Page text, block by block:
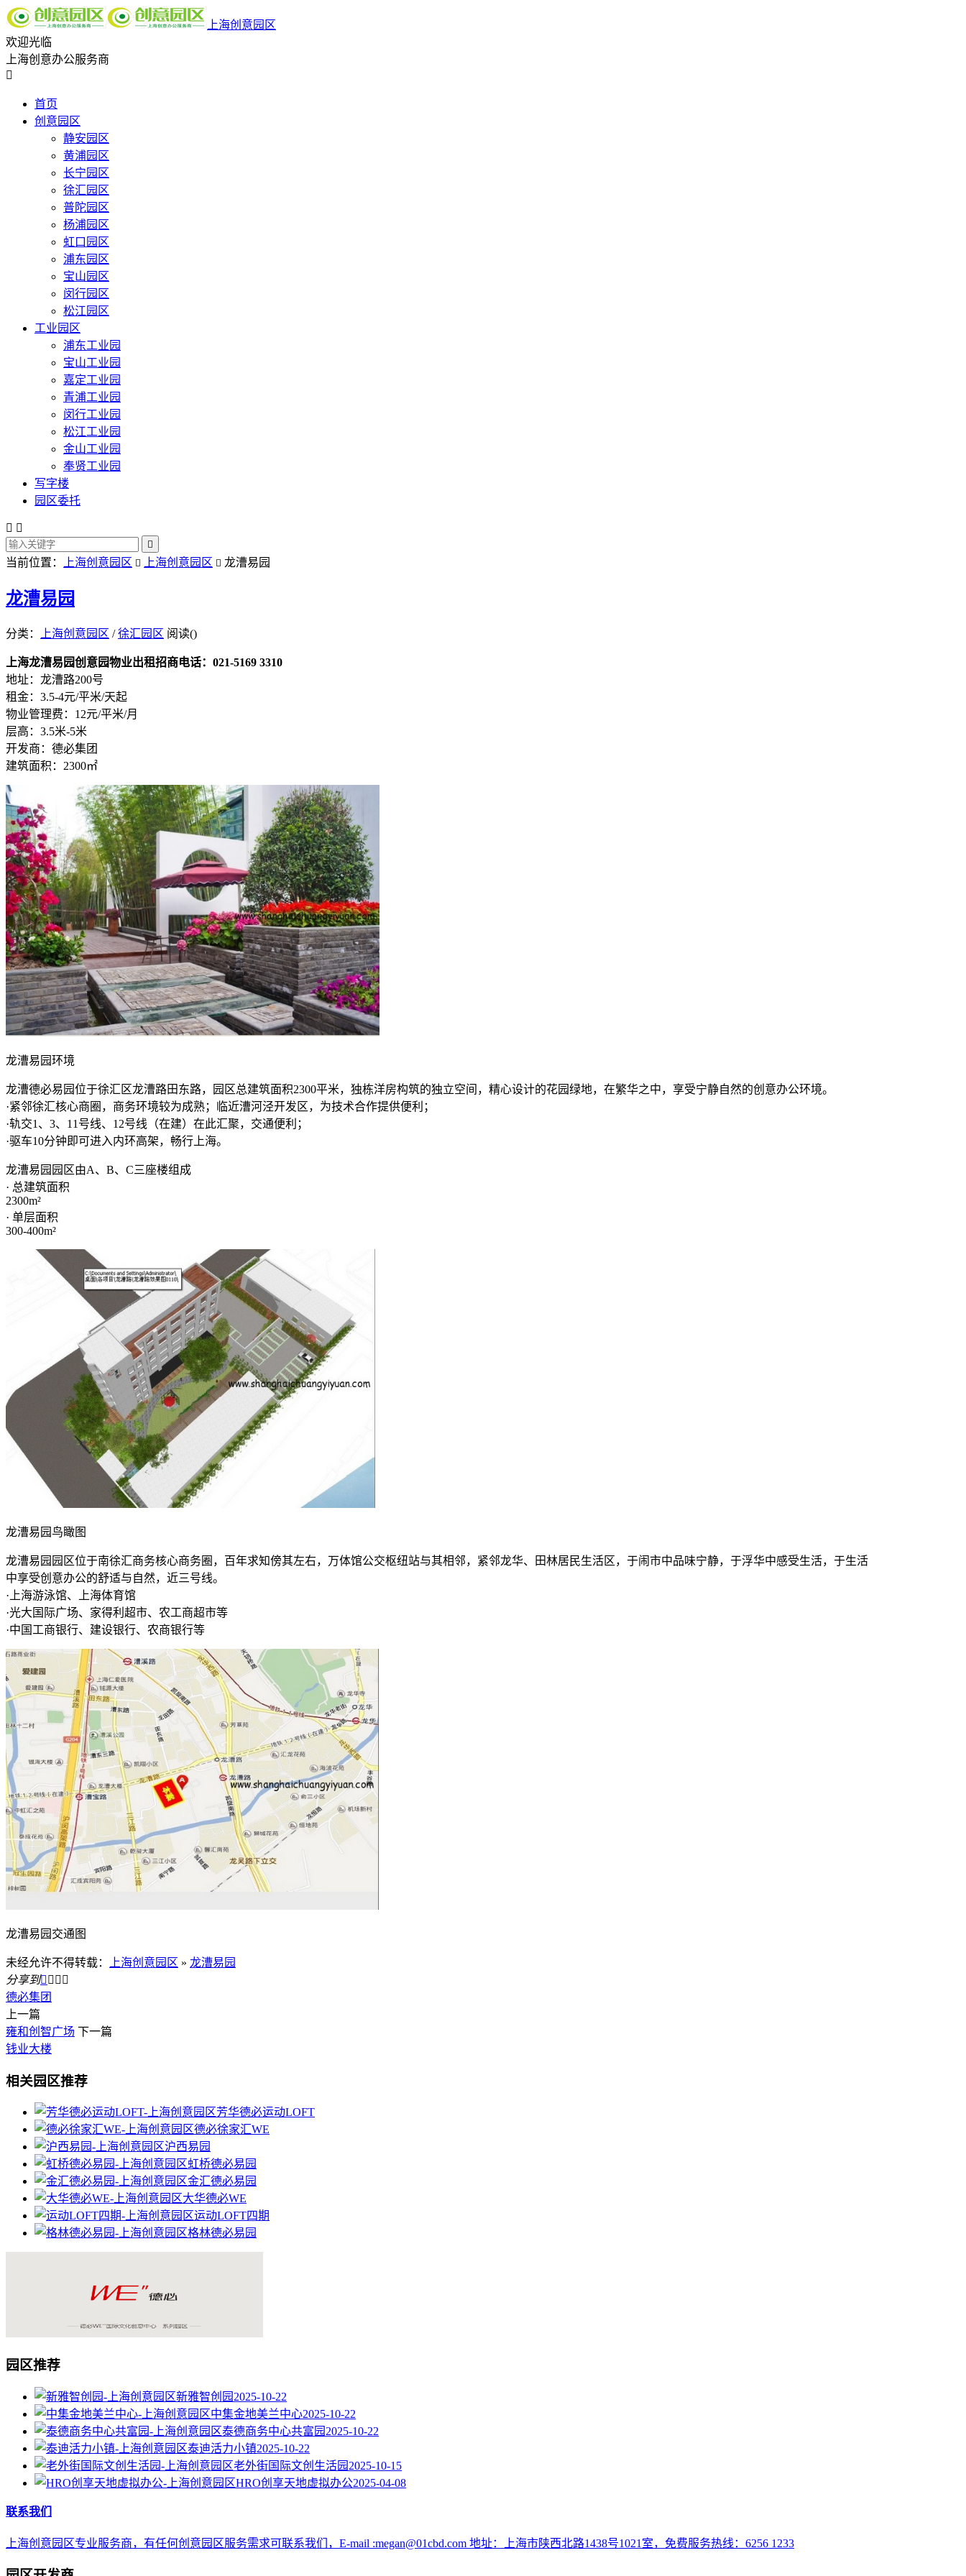
上海创意园区
欢迎光临
上海创意办公服务商

首页
创意园区
静安园区
黄浦园区
长宁园区
徐汇园区
普陀园区
杨浦园区
虹口园区
浦东园区
宝山园区
闵行园区
松江园区
工业园区
浦东工业园
宝山工业园
嘉定工业园
青浦工业园
闵行工业园
松江工业园
金山工业园
奉贤工业园
写字楼
园区委托
 

当前位置： 上海创意园区  上海创意园区  龙漕易园
龙漕易园
分类： 上海创意园区 /徐汇园区 阅读()
上海龙漕易园创意园物业出租招商电话：021-5169 3310
地址：龙漕路200号
租金：3.5-4元/平米/天起
物业管理费：12元/平米/月
层高：3.5米-5米
开发商：德必集团
建筑面积：2300㎡
龙漕易园环境
龙漕德必易园位于徐汇区龙漕路田东路，园区总建筑面积2300平米，独栋洋房构筑的独立空间，精心设计的花园绿地，在繁华之中，享受宁静自然的创意办公环境。
·紧邻徐汇核心商圈，商务环境较为成熟；临近漕河泾开发区，为技术合作提供便利；
·轨交1、3、11号线、12号线（在建）在此汇聚，交通便利；
·驱车10分钟即可进入内环高架，畅行上海。
龙漕易园园区由A、B、C三座楼组成
· 总建筑面积
2300m²
· 单层面积
300-400m²
龙漕易园鸟瞰图
龙漕易园园区位于南徐汇商务核心商务圈，百年求知傍其左右，万体馆公交枢纽站与其相邻，紧邻龙华、田林居民生活区，于闹市中品味宁静，于浮华中感受生活，于生活
中享受创意办公的舒适与自然，近三号线。
·上海游泳馆、上海体育馆
·光大国际广场、家得利超市、农工商超市等
·中国工商银行、建设银行、农商银行等
龙漕易园交通图
未经允许不得转载： 上海创意园区 » 龙漕易园
分享到   
德必集团
上一篇
雍和创智广场 下一篇
钱业大楼
相关园区推荐
芳华德必运动LOFT
德必徐家汇WE
沪西易园
虹桥德必易园
金汇德必易园
大华德必WE
运动LOFT四期
格林德必易园
园区推荐
新雅智创园 2025-10-22
中集金地美兰中心2025-10-22
泰德商务中心共富园 2025-10-22
泰迪活力小镇2025-10-22
老外街国际文创生活园 2025-10-15
HRO创享天地虚拟办公2025-04-08
联系我们
上海创意园区专业服务商，有任何创意园区服务需求可联系我们，E-mail :megan@01cbd.com 地址：上海市陕西北路1438号1021室，免费服务热线：6256 1233